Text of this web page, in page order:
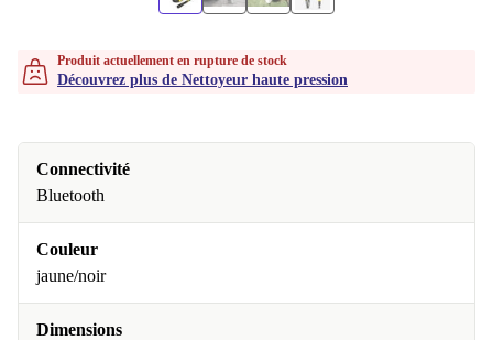
Produit actuellement en rupture de stock
Découvrez plus de Nettoyeur haute pression
Connectivité
Bluetooth
Couleur
jaune/noir
Dimensions